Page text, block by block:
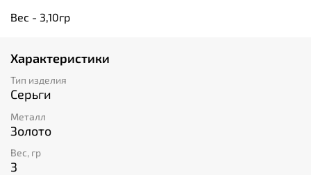
Вес - 3,10гр
Характеристики
Тип изделия
Серьги
Металл
Золото
Вес, гр
3